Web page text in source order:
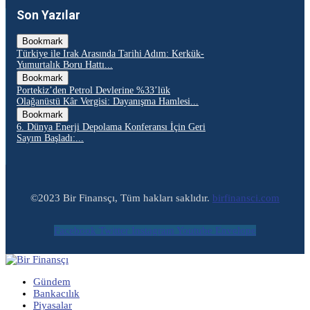
Son Yazılar
Bookmark
Türkiye ile Irak Arasında Tarihi Adım: Kerkük-
Yumurtalık Boru Hattı...
Bookmark
Portekiz’den Petrol Devlerine %33’lük
Olağanüstü Kâr Vergisi: Dayanışma Hamlesi...
Bookmark
6. Dünya Enerji Depolama Konferansı İçin Geri
Sayım Başladı:...
©2023 Bir Finansçı, Tüm hakları saklıdır. birfinansci.com
Facebook Twitter Instagram Youtube Envelope
Gündem
Bankacılık
Piyasalar